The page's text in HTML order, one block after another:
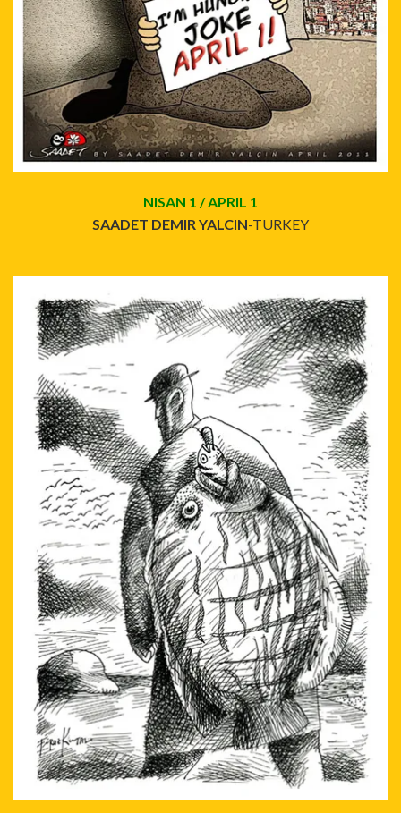
NISAN 1 / APRIL 1
SAADET DEMIR YALCIN-TURKEY